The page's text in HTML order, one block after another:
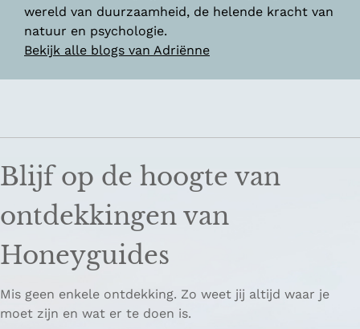
wereld van duurzaamheid, de helende kracht van
natuur en psychologie.
Bekijk alle blogs van Adriënne
Blijf op de hoogte van
ontdekkingen van
Honeyguides
Mis geen enkele ontdekking. Zo weet jij altijd waar je
moet zijn en wat er te doen is.